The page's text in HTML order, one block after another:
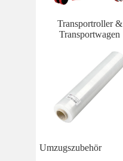
Transportroller &
Transportwagen
Umzugszubehör